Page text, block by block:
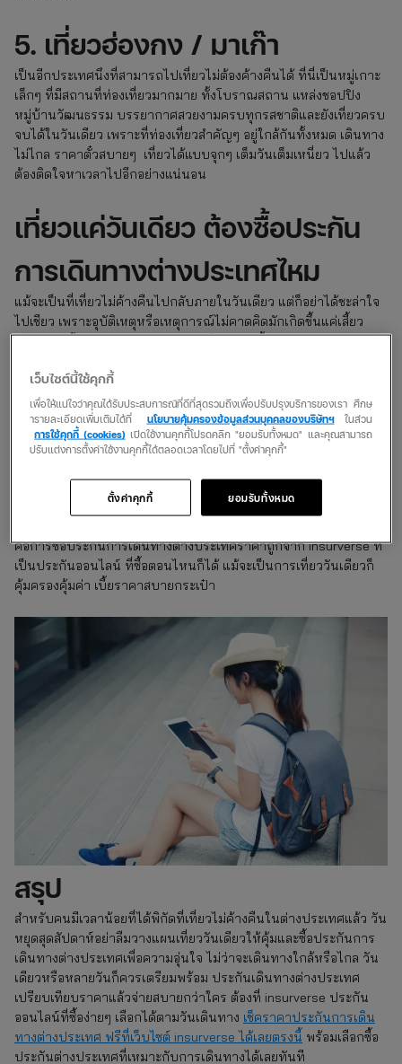
5. เที่ยวฮ่องกง / มาเก๊า
เป็นอีกประเทศนึงที่สามารถไปเที่ยวไม่ต้องค้างคืนได้ ที่นี่เป็นหมู่เกาะ
เล็กๆ ที่มีสถานที่ท่องเที่ยวมากมาย ทั้งโบราณสถาน แหล่งชอปปิง
หมู่บ้านวัฒนธรรม บรรยากาศสวยงามครบทุกรสชาติและยังเที่ยวครบ
จบได้ในวันเดียว เพราะที่ท่องเที่ยวสำคัญๆ อยู่ใกล้กันทั้งหมด เดินทาง
ไม่ไกล ราคาตั๋วสบายๆ เที่ยวได้แบบจุกๆ เต็มวันเต็มเหนี่ยว ไปแล้ว
ต้องติดใจหาเวลาไปอีกอย่างแน่นอน
เที่ยวแค่วันเดียว ต้องซื้อประกัน
การเดินทางต่างประเทศไหม
แม้จะเป็นที่เที่ยวไม่ค้างคืนไปกลับภายในวันเดียว แต่ก็อย่าได้ชะล่าใจ
ไปเชียว เพราะอุบัติเหตุหรือเหตุการณ์ไม่คาดคิดมักเกิดขึ้นแค่เสี้ยว
วินาทีเท่านั้น ไม่ว่าวันไหนเวลาไหนก็อาจเกิดขึ้นได้ไม่มีใครล่วงรู้
แบบนี้ยิ่งต้องมีประกันต่างประเทศ
ไปเที่ยววันเดียวซื้อประกันช้าสุดกี่ชั่วโมง
ก่อนเดินทาง
คนที่จะไปเที่ยวแบบไปเช้าเย็นกลับอาจจะไม่ได้วางแผนล่วงหน้านาน
นัก จึงกังวลว่าถ้าจะซื้อประกันเดินทางจะทันไหม ต้องซื้อตอนไหนดี ซึ่ง
คือการซื้อประกันการเดินทางต่างประเทศราคาถูกจาก insurverse ที่
เป็นประกันออนไลน์ ที่ซื้อตอนไหนก็ได้ แม้จะเป็นการเที่ยววันเดียวก็
คุ้มครองคุ้มค่า เบี้ยราคาสบายกระเป๋า
สรุป
สำหรับคนมีเวลาน้อยที่ได้พิกัดที่เที่ยวไม่ค้างคืนในต่างประเทศแล้ว วัน
หยุดสุดสัปดาห์อย่าลืมวางแผนเที่ยววันเดียวให้คุ้มและซื้อประกันการ
เดินทางต่างประเทศเพื่อความอุ่นใจ ไม่ว่าจะเดินทางใกล้หรือไกล วัน
เดียวหรือหลายวันก็ควรเตรียมพร้อม ประกันเดินทางต่างประเทศ
เปรียบเทียบราคาแล้วจ่ายสบายกว่าใคร ต้องที่ insurverse ประกัน
ออนไลน์ที่ซื้อง่ายๆ เลือกได้ตามวันเดินทาง เช็คราคาประกันการเดิน
ทางต่างประเทศ ฟรีที่เว็บไซต์ insurverse ได้เลยตรงนี้ พร้อมเลือกซื้อ
ประกันต่างประเทศที่เหมาะกับการเดินทางได้เลยทันที
เว็บไซต์นี้ใช้คุกกี้
เพื่อให้แน่ใจว่าคุณได้รับประสบการณ์ที่ดีที่สุดรวมถึงเพื่อปรับปรุงบริการของเรา ศึกษ
ารายละเอียดเพิ่มเติมได้ที่
นโยบายคุ้มครองข้อมูลส่วนบุคคลของบริษัทฯในส่วน
การใช้คุกกี้ (cookies) เปิดใช้งานคุกกี้โปรดคลิก "ยอมรับทั้งหมด" และคุณสามารถ
ปรับแต่งการตั้งค่าใช้งานคุกกี้ได้ตลอดเวลาโดยไปที่ "ตั้งค่าคุกกี้"
ยอมรับทั้งหมด
ตั้งค่าคุกกี้